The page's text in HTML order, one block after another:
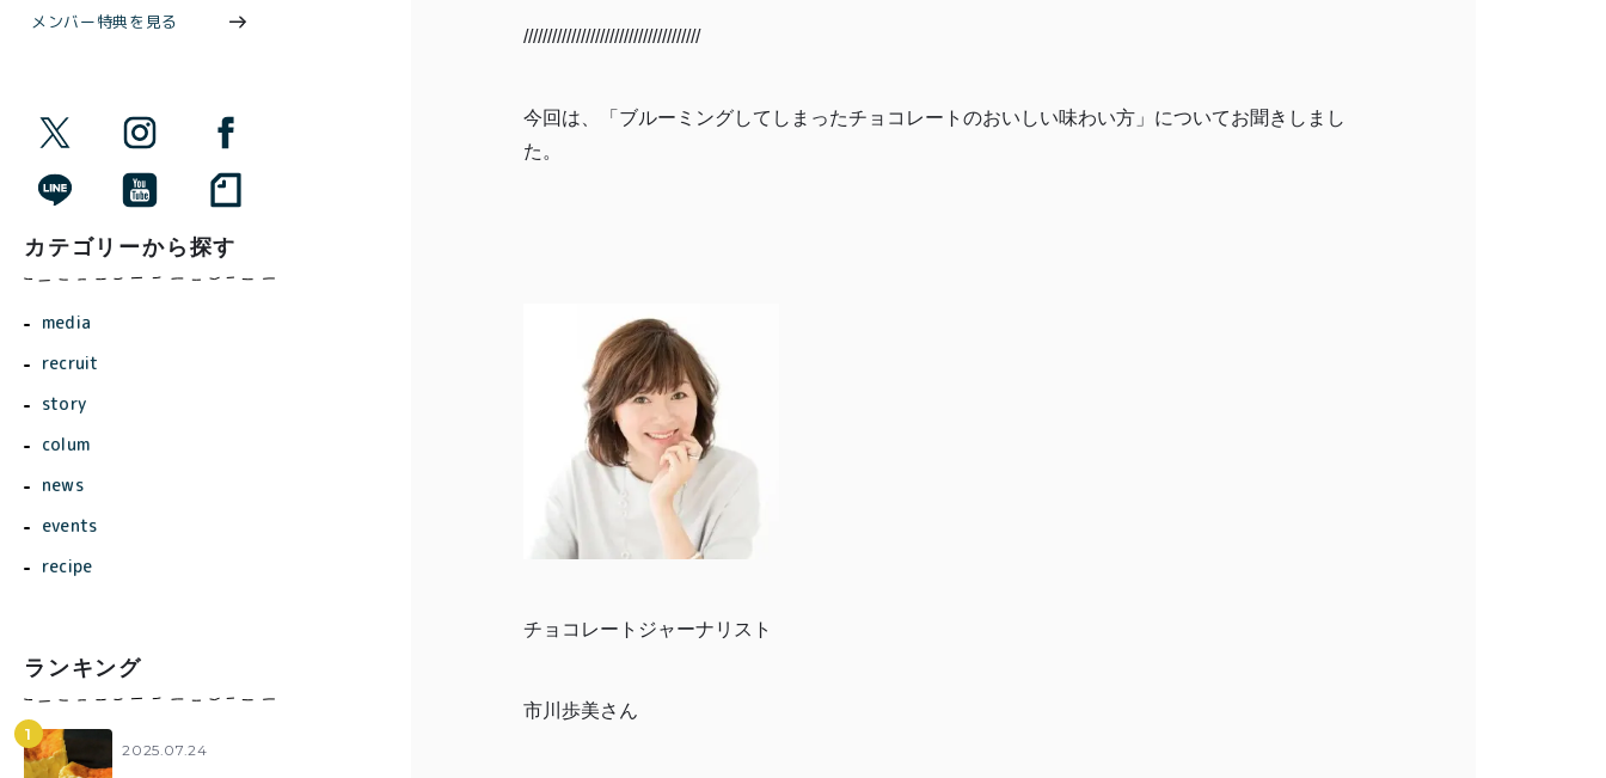
商品一覧
とろ生ガ
/////////////////////////////////////
今回は、「ブルーミングしてしまったチョコレートのおいしい味わい方」についてお聞きしまし
た。
チョコレートジャーナリスト
市川歩美さん
メンバー特典を見る
カテゴリーから探す
media
recruit
story
colum
news
events
recipe
ランキング
2025.07.24